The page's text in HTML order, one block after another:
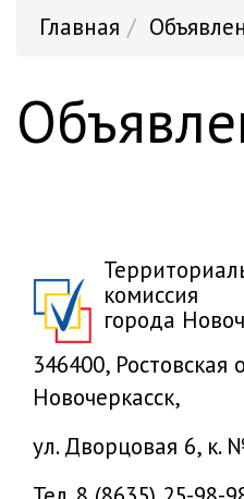
Главная
комиссия
города
346400, Ростовская
Новочеркасск,
ул. Дворцовая 6,